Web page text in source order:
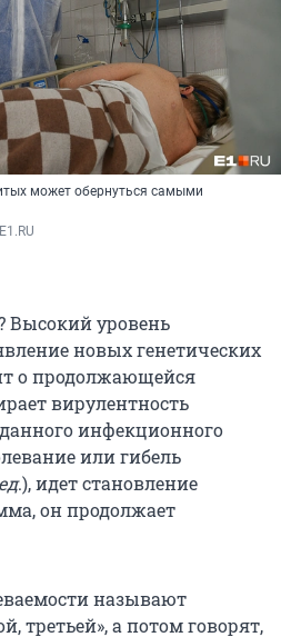
может обернуться самыми
Высокий уровень
новых генетических
о продолжающейся
вирулентность
инфекционного
или гибель
.), идет становление
он продолжает
называют
третьей», а потом говорят,